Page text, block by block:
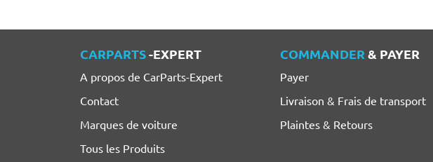
CARPARTS-EXPERT
A propos de CarParts-Expert
Contact
Marques de voiture
Tous les Produits
COMMANDER & PAYER
Payer
Livraison & Frais de transport
Plaintes & Retours